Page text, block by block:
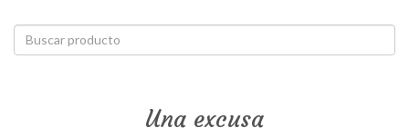
Una excusa